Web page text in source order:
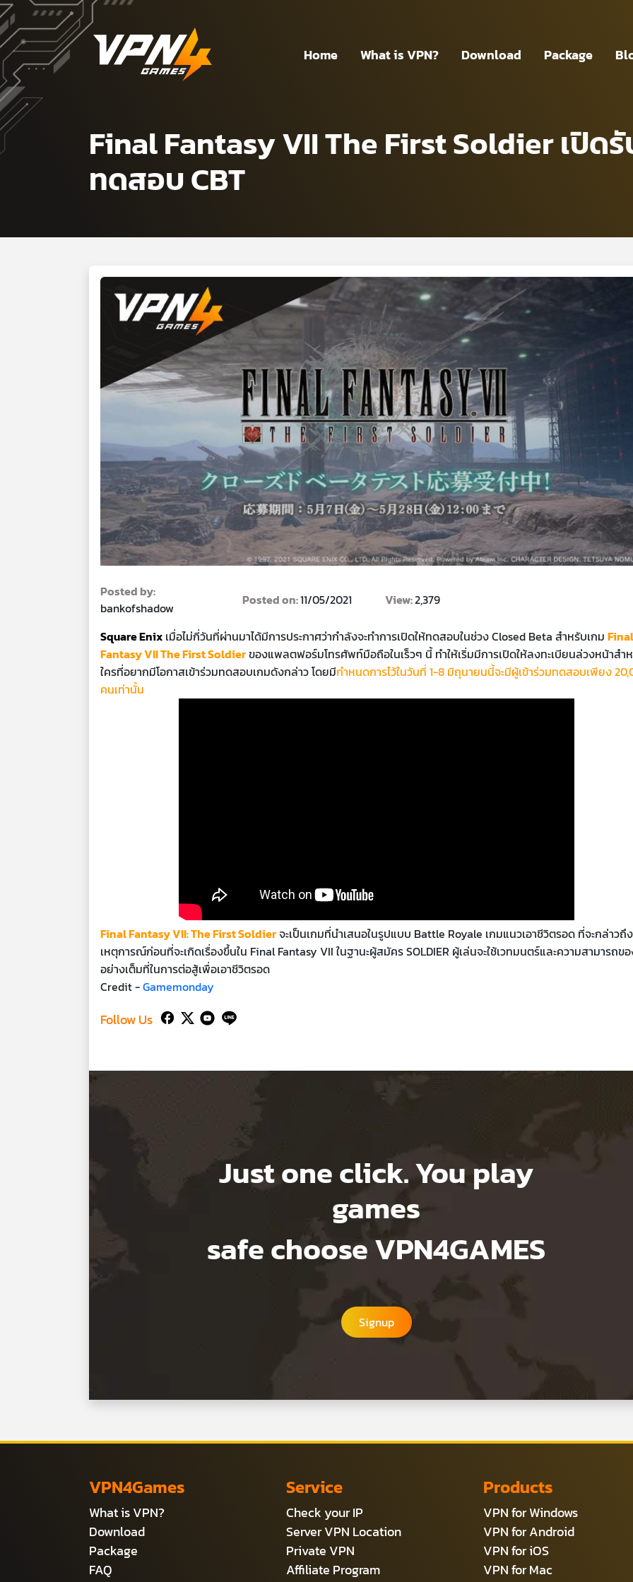
Home What is VPN? Download Package
Final Fantasy VII The First Soldier เปิด
ทดสอบ CBT
Posted by:
bankofshadow
Posted on:11/05/2021 View:2,379
Square Enix เมื่อไม่กี่วันที่ผ่านมาได้มีการประกาศว่ากำลังจะทำการเปิดให้ทดสอบในช่วง Closed Beta สำหรับเกม Final
Fantasy VII The First Soldierของแพลตฟอร์มโทรศัพท์มือถือในเร็วๆ นี้ ทำให้เริ่มมีการเปิดให้ลงทะเบียนล่วงหน้าสำ
ใครที่อยากมีโอกาสเข้าร่วมทดสอบเกมดังกล่าว โดยมีกำหนดการไว้ในวันที่ 1-8 มิถุนายนนี้จะมีผู้เข้าร่วมทดสอบเพียง
คนเท่านั้น
Final Fantasy VII: The First Soldierจะเป็นเกมที่นำเสนอในรูปแบบ Battle Royale เกมแนวเอาชีวิตรอด ที่จะกล่าวถึง
เหตุการณ์ก่อนที่จะเกิดเรื่องขึ้นใน Final Fantasy VII ในฐานะผู้สมัคร SOLDIER ผู้เล่นจะใช้เวทมนตร์และความสามารถข
อย่างเต็มที่ในการต่อสู้เพื่อเอาชีวิตรอด
Credit -Gamemonday
Follow Us
Just one click. You play
games
safe choose VPN4GAMES
Signup
VPN4Games
What is VPN?
Download
Package
FAQ
Service
Check your IP
Server VPN Location
Private VPN
Affiliate Program
Products
VPN for Windows
VPN for Android
VPN for iOS
VPN for Mac